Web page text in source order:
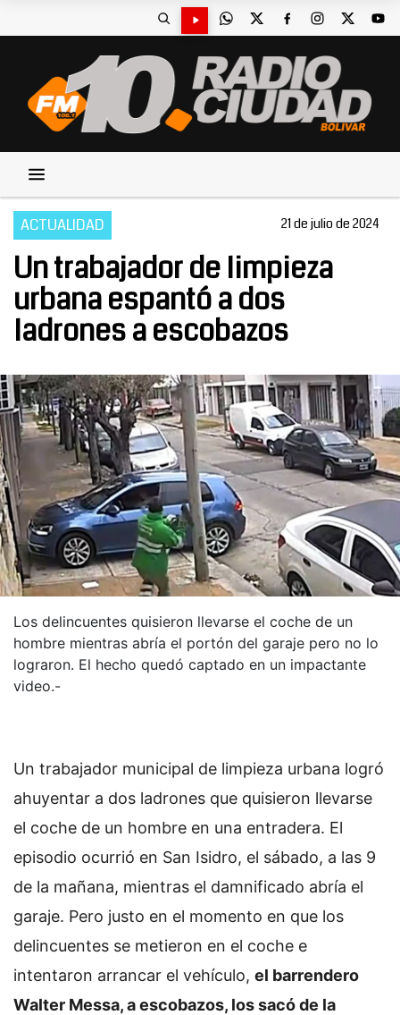
ACTUALIDAD 21 de julio de 2024
Un trabajador de limpieza
urbana espantó a dos
ladrones a escobazos
Los delincuentes quisieron llevarse el coche de un
hombre mientras abría el portón del garaje pero no lo
lograron. El hecho quedó captado en un impactante
video.-
Un trabajador municipal de limpieza urbana logró
ahuyentar a dos ladrones que quisieron llevarse
el coche de un hombre en una entradera. El
episodio ocurrió en San Isidro, el sábado, a las 9
de la mañana, mientras el damnificado abría el
garaje. Pero justo en el momento en que los
delincuentes se metieron en el coche e
intentaron arrancar el vehículo, el barrendero
Walter Messa, a escobazos, los sacó de la